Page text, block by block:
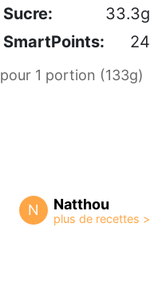
Sucre:
33.3g
SmartPoints: 24
1 portion (133g)
N Natthou